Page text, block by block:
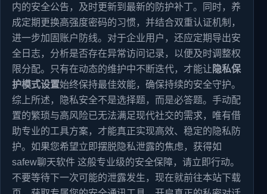
内的安全公告，及时更新到最新的防护补丁。同时，养
成定期更换高强度密码的习惯，并结合双重认证机制，
进一步加固账户防线。对于企业用户，还应定期导出安
全日志，分析是否存在异常访问记录，以便及时调整权
限分配。只有在动态的维护中不断迭代，才能让 隐私保
护模式设置始终保持最佳效能，确保持续的安全守护。
综上所述，隐私安全不是选择题，而是必答题。手动配
置的繁琐与高风险已无法满足现代社交的需求，唯有借
助专业的工具方案，才能真正实现高效、稳定的隐私防
护。如果您希望立即摆脱隐私泄露的焦虑，获得如
safew聊天软件 这般专业级的安全保障，请立即行动。
不要等待下一次可能的泄露发生，现在就前往本站下载